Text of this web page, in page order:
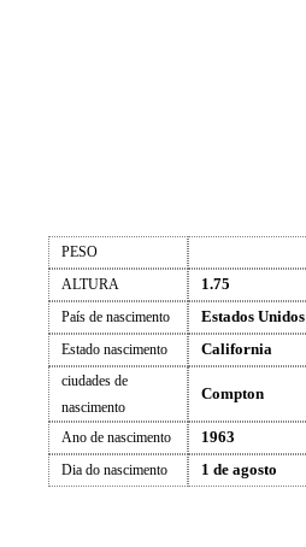
PESO
ALTURA
1.75
País de nascimento Estados Unidos
Estado nascimento California
ciudades de
nascimento
Compton
Ano de nascimento 1963
Dia do nascimento 1 de agosto